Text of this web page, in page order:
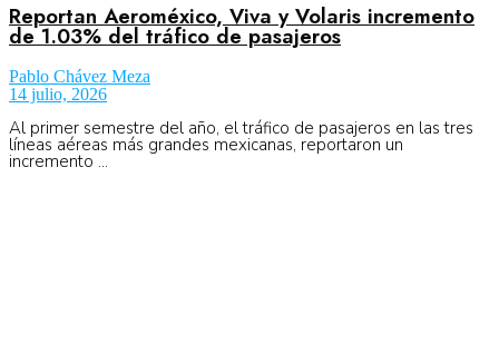
Reportan Aeroméxico, Viva y Volaris incremento
de 1.03% del tráfico de pasajeros
Pablo Chávez Meza
14 julio, 2026
Al primer semestre del año, el tráfico de pasajeros en las tres
líneas aéreas más grandes mexicanas, reportaron un
incremento ...